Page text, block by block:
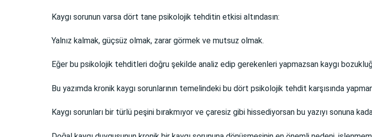
Kaygı sorunun varsa dört tane psikolojik tehditin etkisi altındasın:
Yalnız kalmak, güçsüz olmak, zarar görmek ve mutsuz olmak.
Eğer bu psikolojik tehditleri doğru şekilde analiz edip gerekenleri yapmazsan kaygı
Bu yazımda kronik kaygı sorunlarının temelindeki bu dört psikolojik tehdit karşısında
Kaygı sorunları bir türlü peşini bırakmıyor ve çaresiz gibi hissediyorsan bu yazıyı sonuna